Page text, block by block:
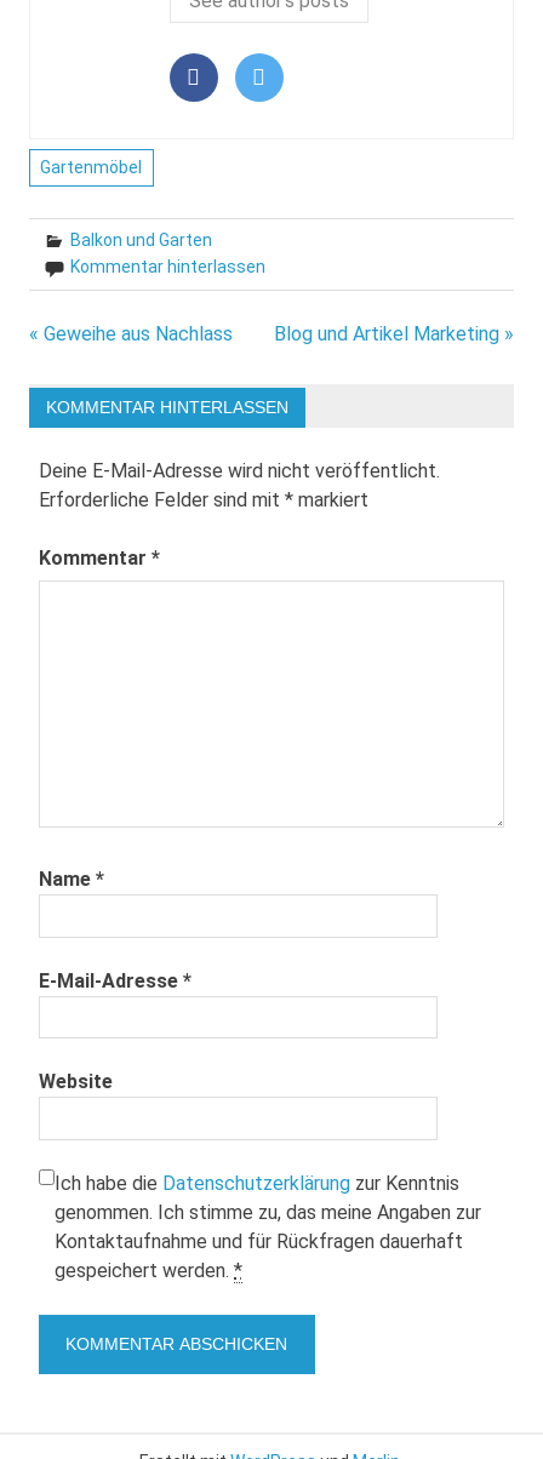
Gartenmöbel
Balkon und Garten
Kommentar hinterlassen
Beitragsnavigation
« Geweihe aus Nachlass Blog und Artikel Marketing »
KOMMENTAR HINTERLASSEN
Deine E-Mail-Adresse wird nicht veröffentlicht.
Erforderliche Felder sind mit * markiert
Kommentar *
Name *
E-Mail-Adresse *
Website
Ich habe die Datenschutzerklärung zur Kenntnis
genommen. Ich stimme zu, das meine Angaben zur
Kontaktaufnahme und für Rückfragen dauerhaft
gespeichert werden. *